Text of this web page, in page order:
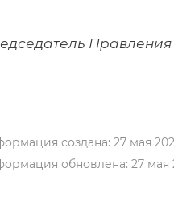
создана: 27 мая
обновлена: 27 мая